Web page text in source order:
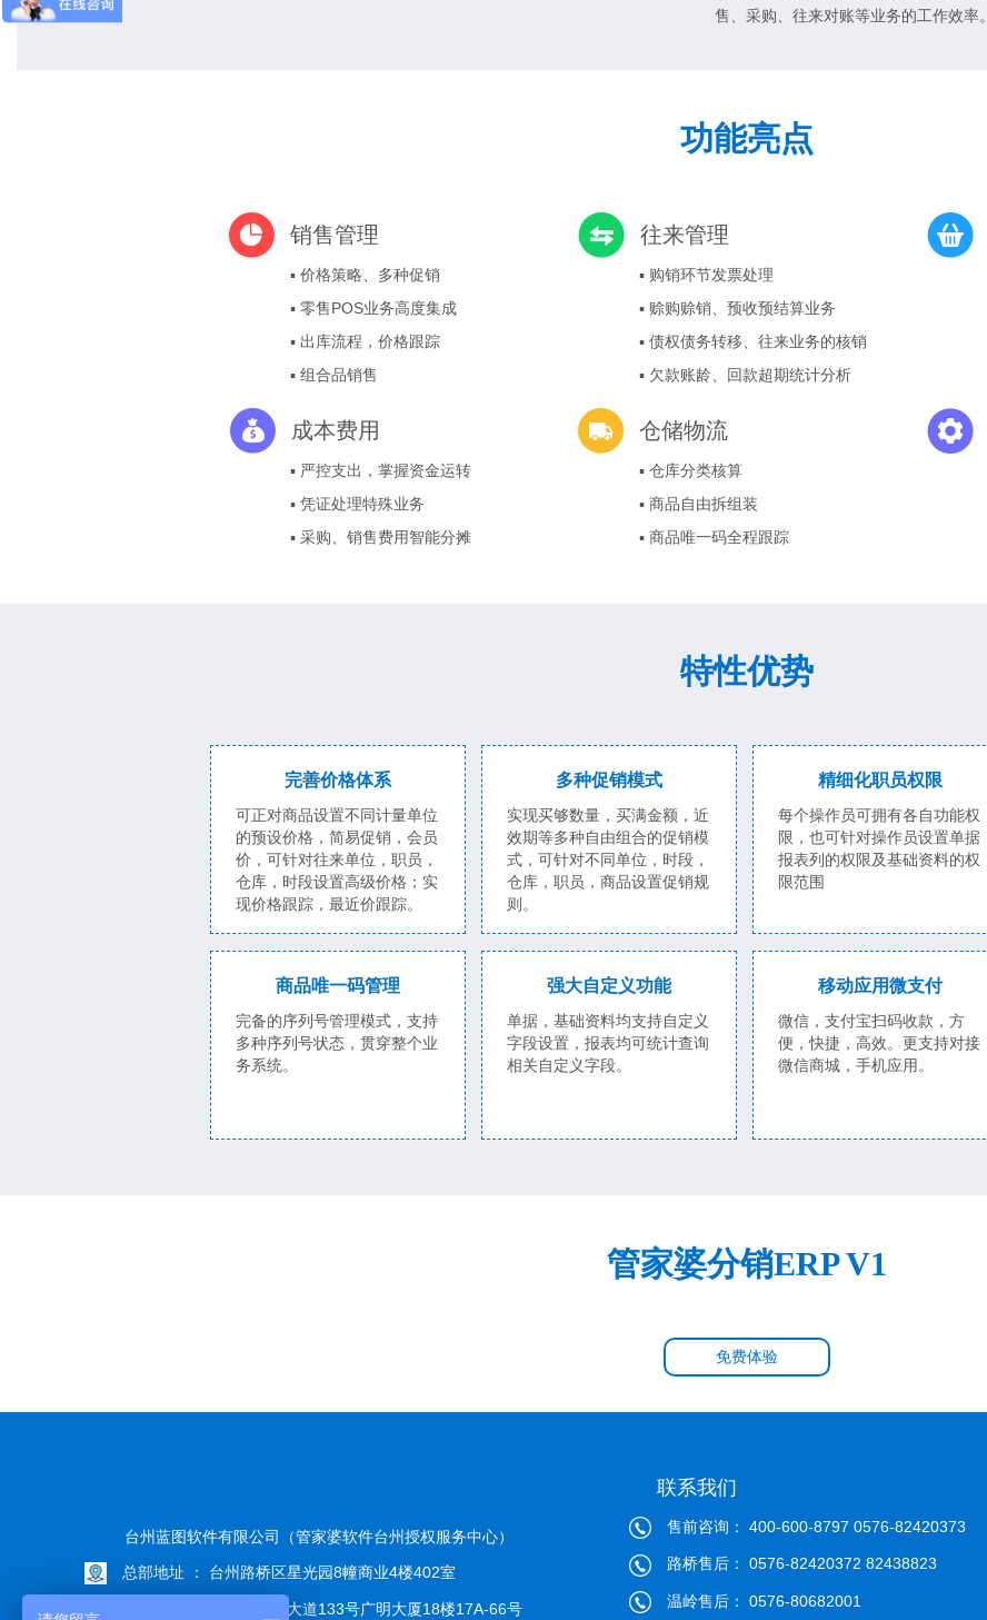
售、采购、往来对账等业务的工作效率。
功能亮点
销售管理
▪ 价格策略、多种促销
▪ 零售POS业务高度集成
▪ 出库流程，价格跟踪
▪ 组合品销售
往来管理
▪ 购销环节发票处理
▪ 赊购赊销、预收预结算业务
▪ 债权债务转移、往来业务的核销
▪ 欠款账龄、回款超期统计分析
成本费用
▪ 严控支出，掌握资金运转
▪ 凭证处理特殊业务
▪ 采购、销售费用智能分摊
仓储物流
▪ 仓库分类核算
▪ 商品自由拆组装
▪ 商品唯一码全程跟踪
特性优势
完善价格体系
可正对商品设置不同计量单位
的预设价格，简易促销，会员
价，可针对往来单位，职员，
仓库，时段设置高级价格；实
现价格跟踪，最近价跟踪。
多种促销模式
实现买够数量，买满金额，近
效期等多种自由组合的促销模
式，可针对不同单位，时段，
仓库，职员，商品设置促销规
则。
精细化职员权限
每个操作员可拥有各自功能权
限，也可针对操作员设置单据
报表列的权限及基础资料的权
限范围
商品唯一码管理
完备的序列号管理模式，支持
多种序列号状态，贯穿整个业
务系统。
强大自定义功能
单据，基础资料均支持自定义
字段设置，报表均可统计查询
相关自定义字段。
移动应用微支付
微信，支付宝扫码收款，方
便，快捷，高效。更支持对接
微信商城，手机应用。
管家婆分销ERP V1
免费体验
台州蓝图软件有限公司（管家婆软件台州授权服务中心）
总部地址 ： 台州路桥区星光园8幢商业4楼402室
温岭公司 ： 温岭市阳光大道133号广明大厦18楼17A-66号
联系我们
售前咨询： 400-600-8797 0576-82420373
路桥售后： 0576-82420372 82438823
温岭售后： 0576-80682001